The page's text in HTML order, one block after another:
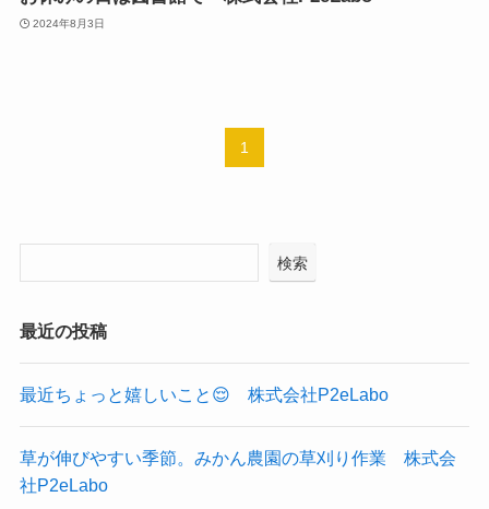
2024年8月3日
1
検索
最近の投稿
最近ちょっと嬉しいこと😌 株式会社P2eLabo
草が伸びやすい季節。みかん農園の草刈り作業 株式会
社P2eLabo